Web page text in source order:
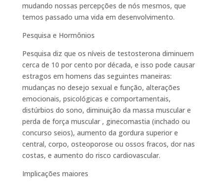
mudando nossas percepções de nós mesmos, que
temos passado uma vida em desenvolvimento.
Pesquisa e Hormônios
Pesquisa diz que os níveis de testosterona diminuem
cerca de 10 por cento por década, e isso pode causar
estragos em homens das seguintes maneiras:
mudanças no desejo sexual e função, alterações
emocionais, psicológicas e comportamentais,
distúrbios do sono, diminuição da massa muscular e
perda de força muscular , ginecomastia (inchado ou
concurso seios), aumento da gordura superior e
central, corpo, osteoporose ou ossos fracos, dor nas
costas, e aumento do risco cardiovascular.
Implicações maiores